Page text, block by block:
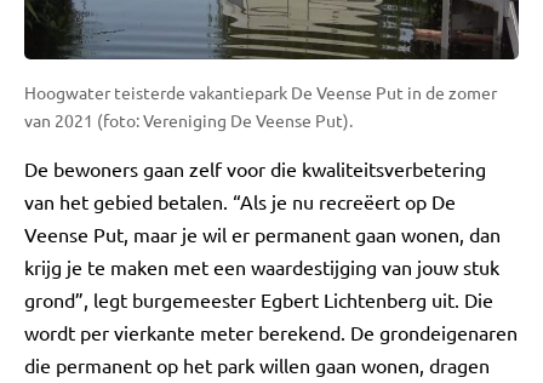
Hoogwater teisterde vakantiepark De Veense Put in de zomer
van 2021 (foto: Vereniging De Veense Put).
De bewoners gaan zelf voor die kwaliteitsverbetering
van het gebied betalen. “Als je nu recreëert op De
Veense Put, maar je wil er permanent gaan wonen, dan
krijg je te maken met een waardestijging van jouw stuk
grond”, legt burgemeester Egbert Lichtenberg uit. Die
wordt per vierkante meter berekend. De grondeigenaren
die permanent op het park willen gaan wonen, dragen